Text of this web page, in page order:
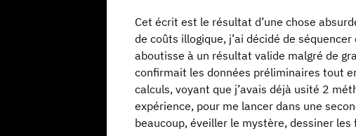
Cet écrit est le résultat d’une chose
de coûts illogique, j’ai décidé de
aboutisse à un résultat valide malgré de
confirmait les données préliminaires tout
calculs, voyant que j’avais déjà usité 2
expérience, pour me lancer dans une
beaucoup, éveiller le mystère, dessiner